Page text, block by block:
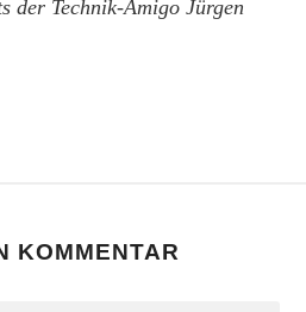
der Technik-Amigo Jürgen
KOMMENTAR